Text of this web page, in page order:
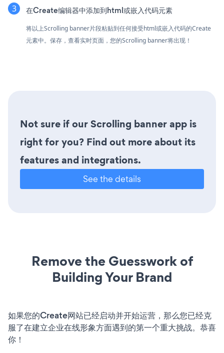
在Create编辑器中添加到html或嵌入代码元素
将以上Scrolling banner片段粘贴到任何接受html或嵌入代码的Create
元素中。保存，查看实时页面，您的Scrolling banner将出现！
Not sure if our Scrolling banner app is
right for you? Find out more about its
features and integrations.
See the details
Remove the Guesswork of
Building Your Brand
如果您的Create网站已经启动并开始运营，那么您已经克
服了在建立企业在线形象方面遇到的第一个重大挑战。恭喜
你！